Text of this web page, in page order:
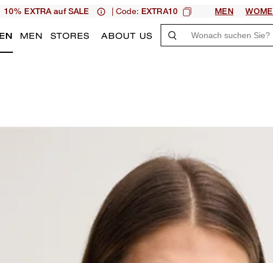
10% EXTRA auf SALE | Code: EXTRA10 MEN
MEN STORES ABOUT US